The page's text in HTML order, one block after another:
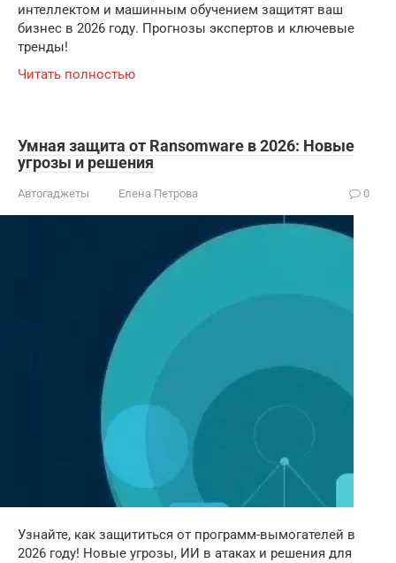
интеллектом и машинным обучением защитят ваш
бизнес в 2026 году. Прогнозы экспертов и ключевые
тренды!
Читать полностью
Умная защита от Ransomware в 2026: Новые
угрозы и решения
Автогаджеты Елена Петрова 0
Узнайте, как защититься от программ-вымогателей в
2026 году! Новые угрозы, ИИ в атаках и решения для